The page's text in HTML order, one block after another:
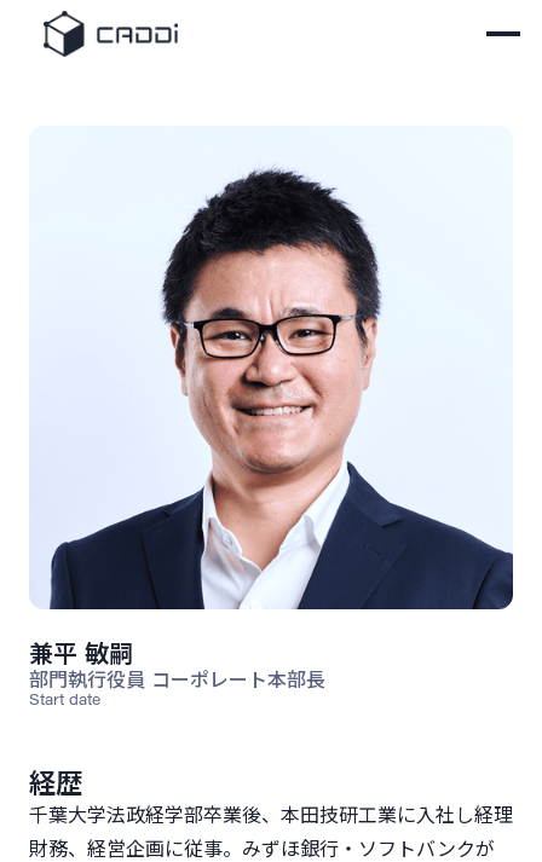
兼平 敏嗣
部門執行役員 コーポレート本部長
Start date
経歴
千葉大学法政経学部卒業後、本田技研工業に入社し経理
財務、経営企画に従事。みずほ銀行・ソフトバンクが